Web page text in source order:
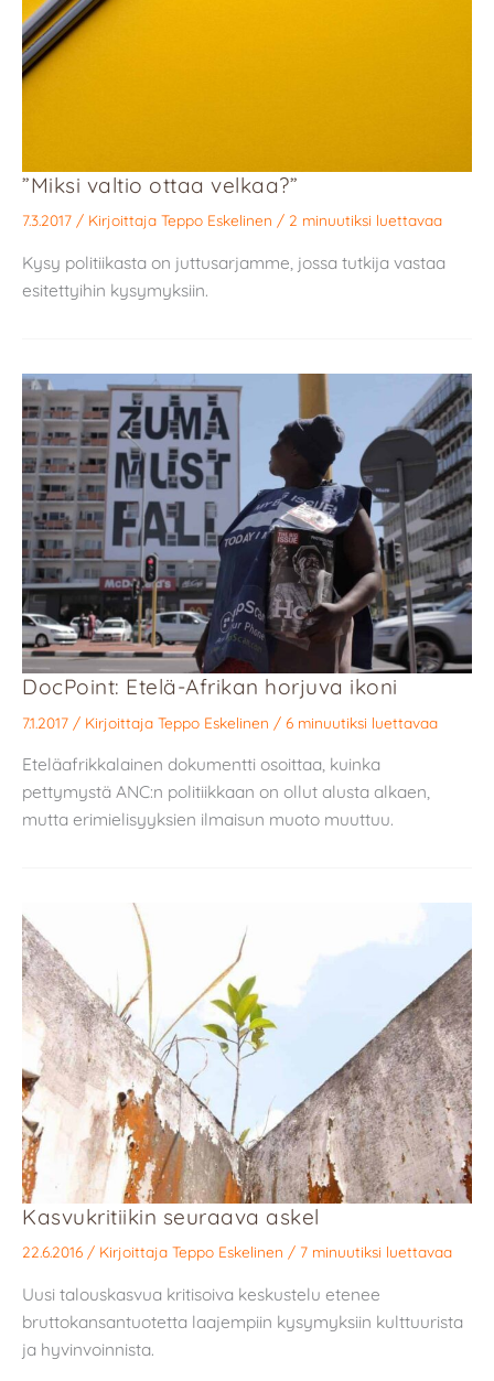
”Miksi valtio ottaa velkaa?”
7.3.2017 / Kirjoittaja Teppo Eskelinen / 2 minuutiksi luettavaa
Kysy politiikasta on juttusarjamme, jossa tutkija vastaa
esitettyihin kysymyksiin.
DocPoint: Etelä-Afrikan horjuva ikoni
7.1.2017 / Kirjoittaja Teppo Eskelinen / 6 minuutiksi luettavaa
Eteläafrikkalainen dokumentti osoittaa, kuinka
pettymystä ANC:n politiikkaan on ollut alusta alkaen,
mutta erimielisyyksien ilmaisun muoto muuttuu.
Kasvukritiikin seuraava askel
22.6.2016 / Kirjoittaja Teppo Eskelinen / 7 minuutiksi luettavaa
Uusi talouskasvua kritisoiva keskustelu etenee
bruttokansantuotetta laajempiin kysymyksiin kulttuurista
ja hyvinvoinnista.